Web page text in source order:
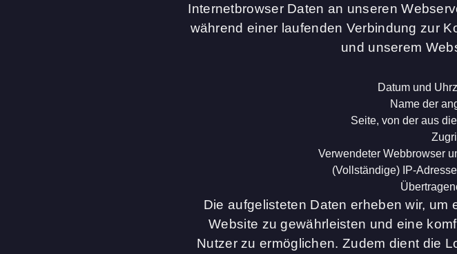
Internetbrowser Daten an unseren
während einer laufenden Verbindung zur
und unserem
Datum und
Name der
Seite, von der aus
Verwendeter Webbrowser
(Vollständige) IP-
Die aufgelisteten Daten erheben wir,
Website zu gewährleisten und eine
Nutzer zu ermöglichen. Zudem dient die